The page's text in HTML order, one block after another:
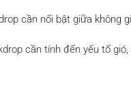
cần nổi bật giữa không
cần tính đến yếu tố